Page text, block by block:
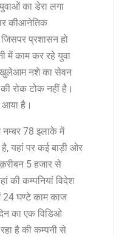
का डेरा लगा
कीआनेतिक
जिसपर प्रशासन हो
में काम कर रहे युवा
नशे का सेवन
की रोक टोक नहीं है।
आया है।
नम्बर 78 इलाके में
है, यहां पर कई बाड़ी ओर
5 हजार से
की कम्पनियां विदेश
24 घण्टे काम काज
का एक विडिओ
रहा है की कम्पनी से